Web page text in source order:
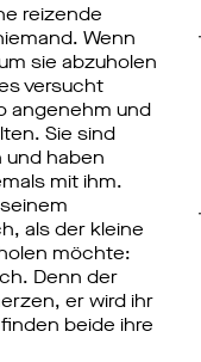
reizende
Wenn
sie abzuholen
versucht
angenehm und
Sie sind
und haben
mit ihm.
als der kleine
möchte:
Denn der
er wird ihr
beide ihre